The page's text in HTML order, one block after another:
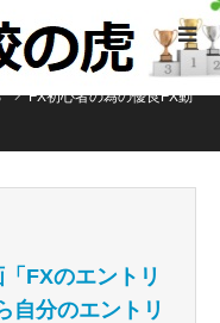
FX初心者の為の優良FX動
FXのエントリ
自分のエントリ